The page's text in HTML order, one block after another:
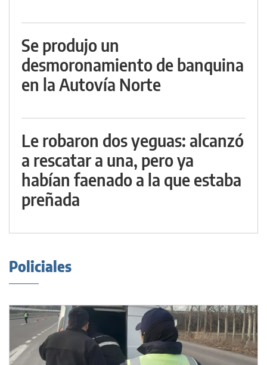
Se produjo un
desmoronamiento de banquina
en la Autovía Norte
Le robaron dos yeguas: alcanzó
a rescatar a una, pero ya
habían faenado a la que estaba
preñada
Policiales